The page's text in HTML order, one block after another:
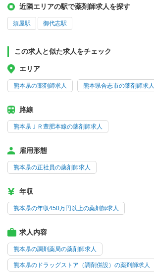
近隣エリアの駅で薬剤師求人を探す
須屋駅 御代志駅
この求人と似た求人をチェック
エリア
熊本県の薬剤師求人 熊本県合志市の薬剤師求人
路線
熊本県ＪＲ豊肥本線の薬剤師求人
雇用形態
熊本県の正社員の薬剤師求人
年収
熊本県の年収450万円以上の薬剤師求人
求人内容
熊本県の調剤薬局の薬剤師求人
熊本県のドラッグストア（調剤併設）の薬剤師求人